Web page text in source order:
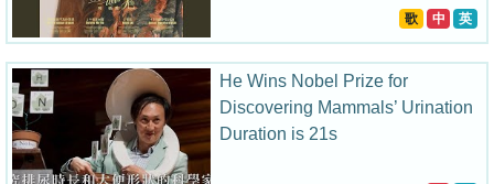
歌 中 英
He Wins Nobel Prize for
Discovering Mammals’ Urination
Duration is 21s